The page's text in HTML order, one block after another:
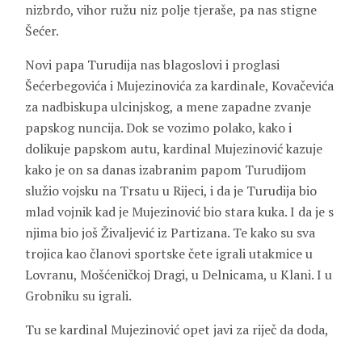
nizbrdo, vihor ružu niz polje tjeraše, pa nas stigne
Šećer.
Novi papa Turudija nas blagoslovi i proglasi
Šećerbegovića i Mujezinovića za kardinale, Kovačevića
za nadbiskupa ulcinjskog, a mene zapadne zvanje
papskog nuncija. Dok se vozimo polako, kako i
dolikuje papskom autu, kardinal Mujezinović kazuje
kako je on sa danas izabranim papom Turudijom
služio vojsku na Trsatu u Rijeci, i da je Turudija bio
mlad vojnik kad je Mujezinović bio stara kuka. I da je s
njima bio još Živaljević iz Partizana. Te kako su sva
trojica kao članovi sportske čete igrali utakmice u
Lovranu, Mošćeničkoj Dragi, u Delnicama, u Klani. I u
Grobniku su igrali.
Tu se kardinal Mujezinović opet javi za riječ da doda,